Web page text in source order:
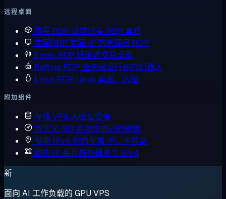
远程桌面
购买 RDP 比较所有 RDP 套餐
美国RDP 美国 IP 的管理员 RDP
Forex RDP 低延迟交易桌面
Botting RDP 全天候运行你的机器人
Linux RDP Linux 桌面，远程
附加组件
存储 VPS 大磁盘套餐
自定义 ISO 启动你自己的镜像
专用 IPv4 你的专属 IP，不共享
额外 IP 每台服务器多个 IPv4
新
面向 AI 工作负载的 GPU VPS